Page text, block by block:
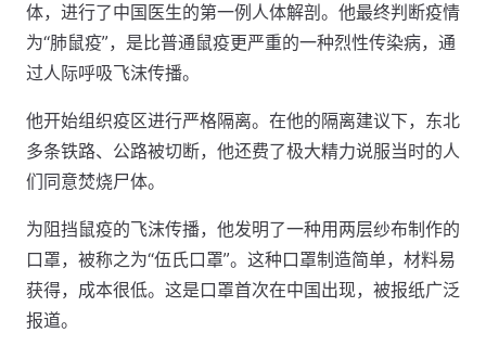
体，进行了中国医生的第一例人体解剖。他最终判断疫情
为“肺鼠疫”，是比普通鼠疫更严重的一种烈性传染病，通
过人际呼吸飞沫传播。
他开始组织疫区进行严格隔离。在他的隔离建议下，东北
多条铁路、公路被切断，他还费了极大精力说服当时的人
们同意焚烧尸体。
为阻挡鼠疫的飞沫传播，他发明了一种用两层纱布制作的
口罩，被称之为“伍氏口罩”。这种口罩制造简单，材料易
获得，成本很低。这是口罩首次在中国出现，被报纸广泛
报道。